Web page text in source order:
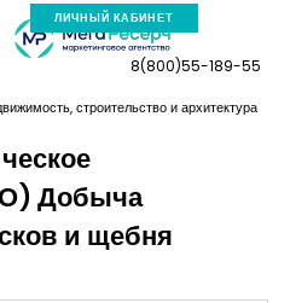
ЛИЧНЫЙ КАБИНЕТ
8(800)55-189-55
строительство и архитектура
Добыча
и щебня